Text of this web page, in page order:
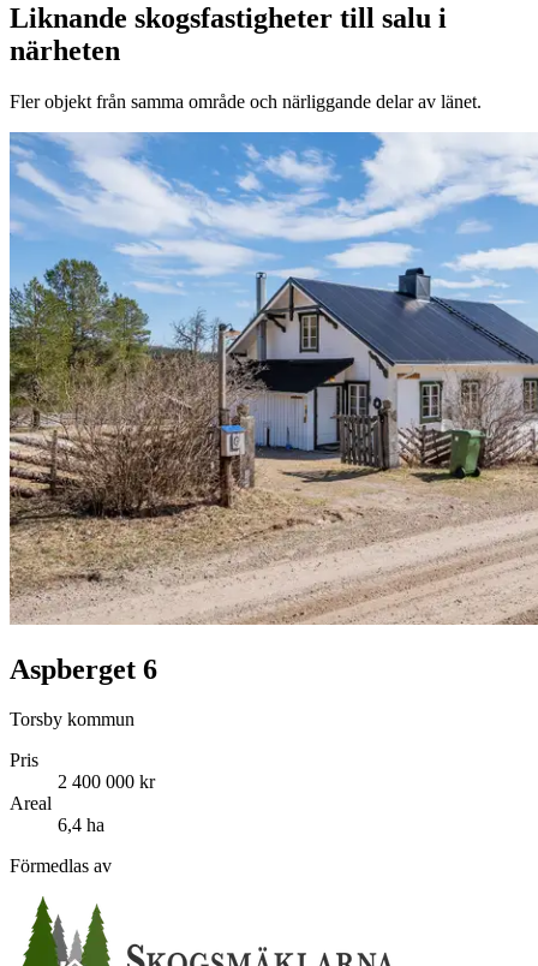
Liknande skogsfastigheter till salu i
närheten
Fler objekt från samma område och närliggande delar av länet.
Aspberget 6
Torsby kommun
Pris
2 400 000 kr
Areal
6,4 ha
Förmedlas av